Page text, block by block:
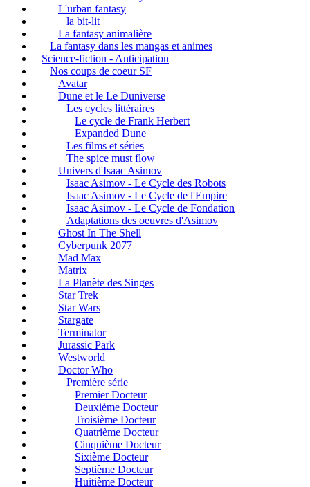
L'urban fantasy
la bit-lit
La fantasy animalière
La fantasy dans les mangas et animes
Science-fiction - Anticipation
Nos coups de coeur SF
Avatar
Dune et le Le Duniverse
Les cycles littéraires
Le cycle de Frank Herbert
Expanded Dune
Les films et séries
The spice must flow
Univers d'Isaac Asimov
Isaac Asimov - Le Cycle des Robots
Isaac Asimov - Le Cycle de l'Empire
Isaac Asimov - Le Cycle de Fondation
Adaptations des oeuvres d'Asimov
Ghost In The Shell
Cyberpunk 2077
Mad Max
Matrix
La Planète des Singes
Star Trek
Star Wars
Stargate
Terminator
Jurassic Park
Westworld
Doctor Who
Première série
Premier Docteur
Deuxième Docteur
Troisième Docteur
Quatrième Docteur
Cinquième Docteur
Sixième Docteur
Septième Docteur
Huitième Docteur